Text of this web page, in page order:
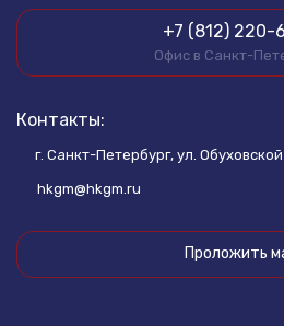
+7 (812) 220-
Офис в Санкт-
Контакты:
г. Санкт-Петербург, ул.
hkgm@hkgm.ru
Проложить